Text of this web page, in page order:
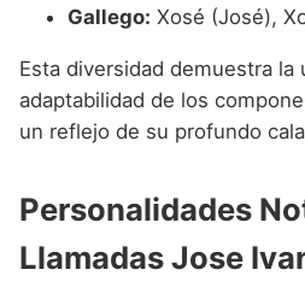
Gallego: Xosé (José),
Esta diversidad demuestra la
adaptabilidad de los
un reflejo de su profundo
Personalidades
Llamadas Jose